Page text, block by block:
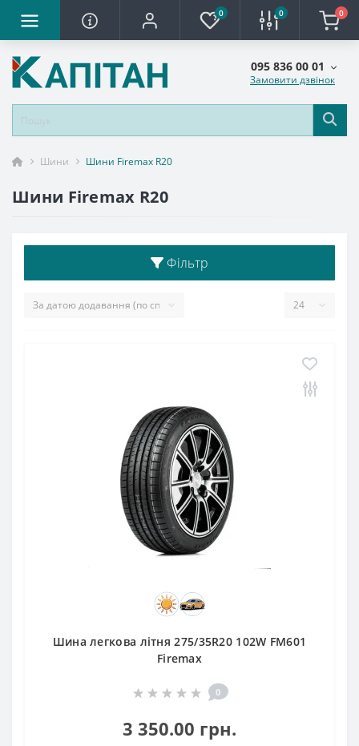
0 0 0
095 836 00 01
Замовити дзвінок
Шини Шини Firemax R20
Шини Firemax R20
Фільтр
Шина легкова літня 275/35R20 102W FM601
Firemax
0
3 350.00 грн.